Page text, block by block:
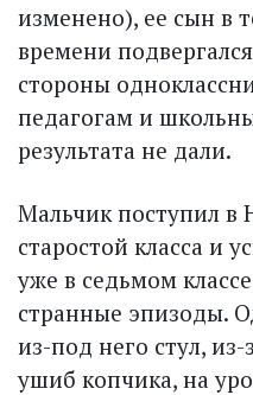
изменено), ее сын в
времени
стороны
педагогам и
результата не дали.
Мальчик поступил
старостой класса и
уже в седьмом
странные эпизоды.
из-под него стул,
ушиб копчика, на